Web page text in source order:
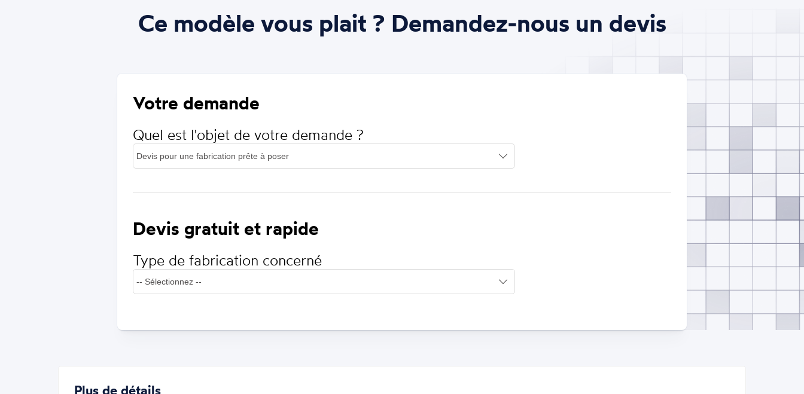
Ce modèle vous plait ? Demandez-nous un devis
Votre demande
Quel est l'objet de votre demande ?
Devis gratuit et rapide
Type de fabrication concerné
Plus de détails